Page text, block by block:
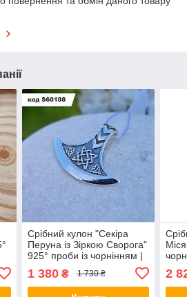
Срібний кулон "Секіра
Перуна із Зіркою Сворога"
925° проби із чорнінням |
1 380₴ 1 730 ₴ 2